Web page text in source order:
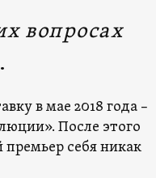
вопросах
в мае 2018 года –
После этого
себя никак